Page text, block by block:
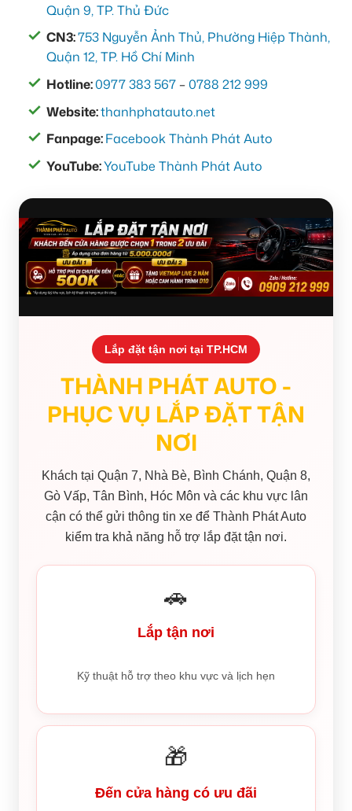
Quận 9, TP. Thủ Đức
CN3:753 Nguyễn Ảnh Thủ, Phường Hiệp Thành,
Quận 12, TP. Hồ Chí Minh
Hotline:0977 383 567 –0788 212 999
Website:thanhphatauto.net
Fanpage:Facebook Thành Phát Auto
YouTube:YouTube Thành Phát Auto
Lắp đặt tận nơi tại TP.HCM
THÀNH PHÁT AUTO -
PHỤC VỤ LẮP ĐẶT TẬN
NƠI
Khách tại Quận 7, Nhà Bè, Bình Chánh, Quận 8,
Gò Vấp, Tân Bình, Hóc Môn và các khu vực lân
cận có thể gửi thông tin xe để Thành Phát Auto
kiểm tra khả năng hỗ trợ lắp đặt tận nơi.
🚗
Lắp tận nơi
Kỹ thuật hỗ trợ theo khu vực và lịch hẹn
🎁
Đến cửa hàng có ưu đãi